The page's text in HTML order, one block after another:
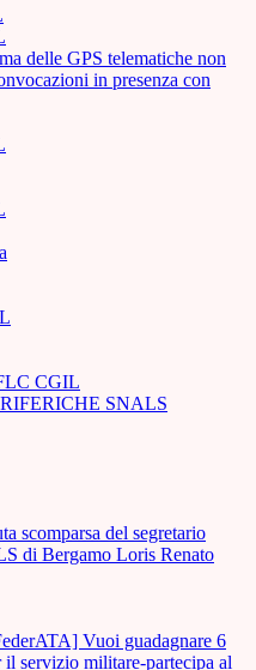
delle GPS telematiche non
in presenza con
CGIL
SNALS
scomparsa del segretario
di Bergamo Loris Renato
Vuoi guadagnare 6
servizio militare-partecipa al